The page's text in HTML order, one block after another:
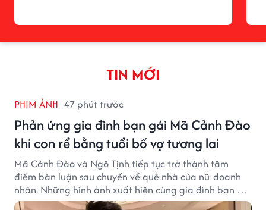
TIN MỚI
PHIM ẢNH 47 phút trước
Phản ứng gia đình bạn gái Mã Cảnh Đào
khi con rể bằng tuổi bố vợ tương lai
Mã Cảnh Đào và Ngô Tịnh tiếp tục trở thành tâm
điểm bàn luận sau chuyến về quê nhà của nữ doanh
nhân. Những hình ảnh xuất hiện cùng gia đình bạn gái
Mã Cảnh Đào đang thu hút sự quan tâm trên mạng